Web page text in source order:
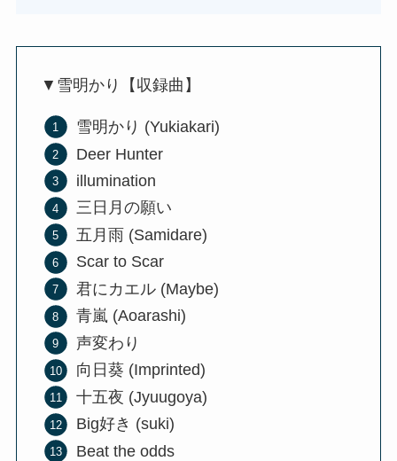
▼雪明かり【収録曲】
雪明かり (Yukiakari)
Deer Hunter
illumination
三日月の願い
五月雨 (Samidare)
Scar to Scar
君にカエル (Maybe)
青嵐 (Aoarashi)
声変わり
向日葵 (Imprinted)
十五夜 (Jyuugoya)
Big好き (suki)
Beat the odds